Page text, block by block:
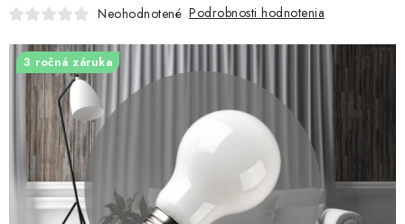
ELEKTROMATERIÁL
VENTILÁTORY
SAMSUNG SVIETIDLÁ
Neohodnotené Podrobnosti hodnotenia
3 ročná záruka